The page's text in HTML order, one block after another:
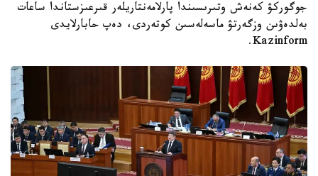
جوگوركۋ كەنەش وتىرىسىندا پارلامەنتاريلەر قىرعىزستاندا ساعات
بەلدەۋىن وزگەرتۋ ماسەلەسىن كوتەردى، دەپ حابارلايدى
Kazinform.